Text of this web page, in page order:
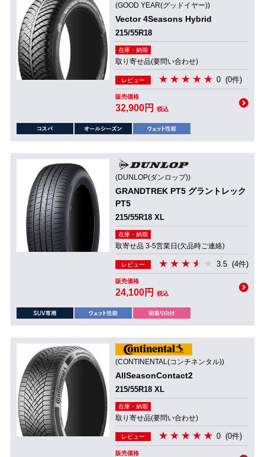
(GOOD YEAR(グッドイヤー))
Vector 4Seasons Hybrid
215/55R18
在庫・納期
取り寄せ品(要問い合わせ)
レビュー 0 (0件)
販売価格
32,900円 税込
(DUNLOP(ダンロップ))
GRANDTREK PT5 グラントレック
PT5
215/55R18 XL
在庫・納期
取寄せ品 3-5営業日(欠品時ご連絡)
レビュー 3.5 (4件)
販売価格
24,100円 税込
(CONTINENTAL(コンチネンタル))
AllSeasonContact2
215/55R18 XL
在庫・納期
取り寄せ品(要問い合わせ)
レビュー 0 (0件)
販売価格